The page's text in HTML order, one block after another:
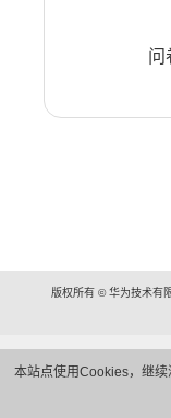
本站点使用Cookies，继
问
版权所有 © 华为技术有